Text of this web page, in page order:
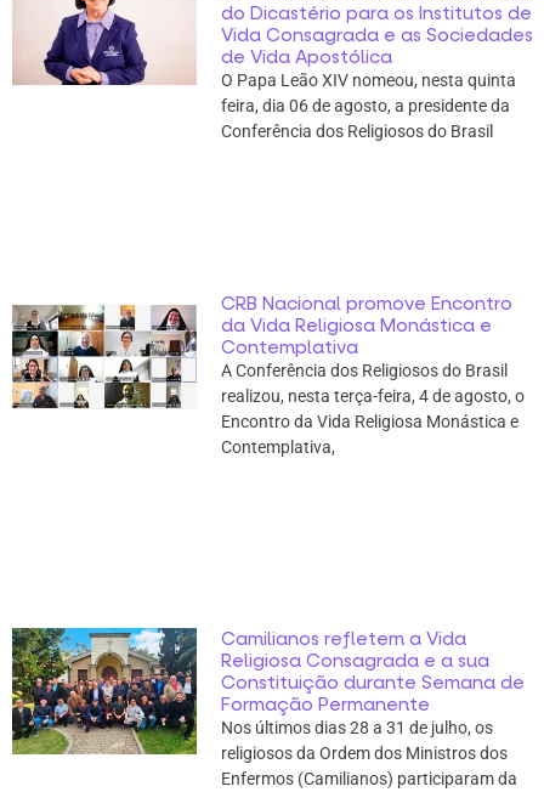
do Dicastério para os Institutos de
Vida Consagrada e as Sociedades
de Vida Apostólica
O Papa Leão XIV nomeou, nesta quinta
feira, dia 06 de agosto, a presidente da
Conferência dos Religiosos do Brasil
CRB Nacional promove Encontro
da Vida Religiosa Monástica e
Contemplativa
A Conferência dos Religiosos do Brasil
realizou, nesta terça-feira, 4 de agosto, o
Encontro da Vida Religiosa Monástica e
Contemplativa,
Camilianos refletem a Vida
Religiosa Consagrada e a sua
Constituição durante Semana de
Formação Permanente
Nos últimos dias 28 a 31 de julho, os
religiosos da Ordem dos Ministros dos
Enfermos (Camilianos) participaram da